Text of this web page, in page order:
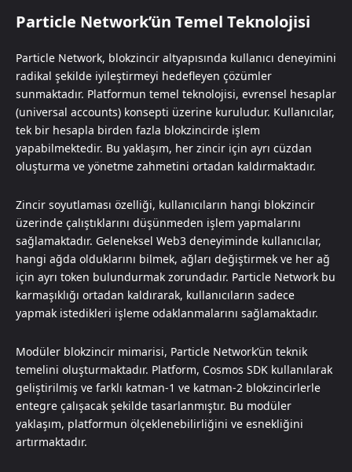
Particle Network’ün Temel Teknolojisi
Particle Network, blokzincir altyapısında kullanıcı deneyimini
radikal şekilde iyileştirmeyi hedefleyen çözümler
sunmaktadır. Platformun temel teknolojisi, evrensel hesaplar
(universal accounts) konsepti üzerine kuruludur. Kullanıcılar,
tek bir hesapla birden fazla blokzincirde işlem
yapabilmektedir. Bu yaklaşım, her zincir için ayrı cüzdan
oluşturma ve yönetme zahmetini ortadan kaldırmaktadır.
Zincir soyutlaması özelliği, kullanıcıların hangi blokzincir
üzerinde çalıştıklarını düşünmeden işlem yapmalarını
sağlamaktadır. Geleneksel Web3 deneyiminde kullanıcılar,
hangi ağda olduklarını bilmek, ağları değiştirmek ve her ağ
için ayrı token bulundurmak zorundadır. Particle Network bu
karmaşıklığı ortadan kaldırarak, kullanıcıların sadece
yapmak istedikleri işleme odaklanmalarını sağlamaktadır.
Modüler blokzincir mimarisi, Particle Network’ün teknik
temelini oluşturmaktadır. Platform, Cosmos SDK kullanılarak
geliştirilmiş ve farklı katman-1 ve katman-2 blokzincirlerle
entegre çalışacak şekilde tasarlanmıştır. Bu modüler
yaklaşım, platformun ölçeklenebilirliğini ve esnekliğini
artırmaktadır.